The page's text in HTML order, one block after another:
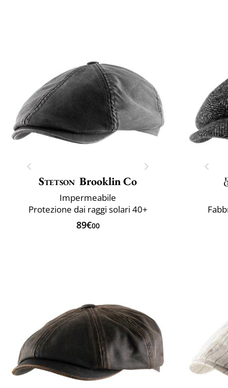
Stetson Brooklin Co
Impermeabile
Protezione dai raggi solari 40+
89€00